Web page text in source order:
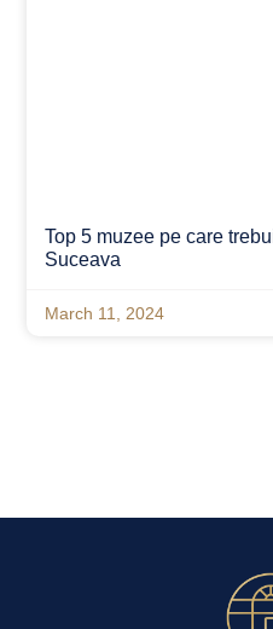
Top 5 muzee pe care
Suceava
March 11, 2024